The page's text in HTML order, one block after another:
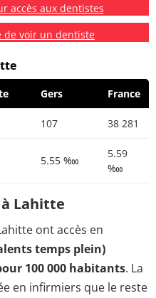
accès aux dentistes
de voir un dentiste
Gers France
107 38 281
5.55 ‱
5.59
‱
Lahitte
ont accès en
temps plein)
100 000 habitants. La
en infirmiers que le reste